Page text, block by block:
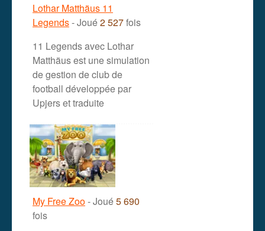
Lothar Matthäus 11
Legends- Joué2 527fois
11 Legends avec Lothar
Matthäus est une simulation
de gestion de club de
football développée par
Upjers et traduite
My Free Zoo- Joué5 690
fois